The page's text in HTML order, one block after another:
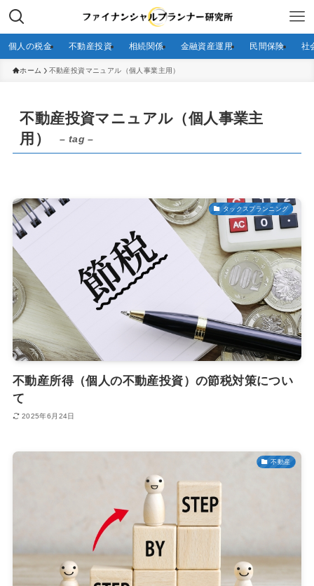
個人の税金 不動産投資 相続関係 金融資産運用 民間保険 社
ホーム 不動産投資マニュアル（個人事業主用）
不動産投資マニュアル（個人事業主
用）
– tag –
タックスプランニング
不動産所得（個人の不動産投資）の節税対策につい
て
2025年6月24日
不動産